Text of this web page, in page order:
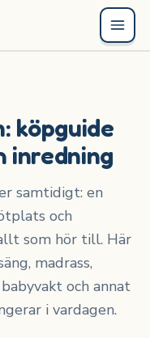
köpguide
inredning
samtidigt: en
och
som hör till. Här
madrass,
och annat
i vardagen.